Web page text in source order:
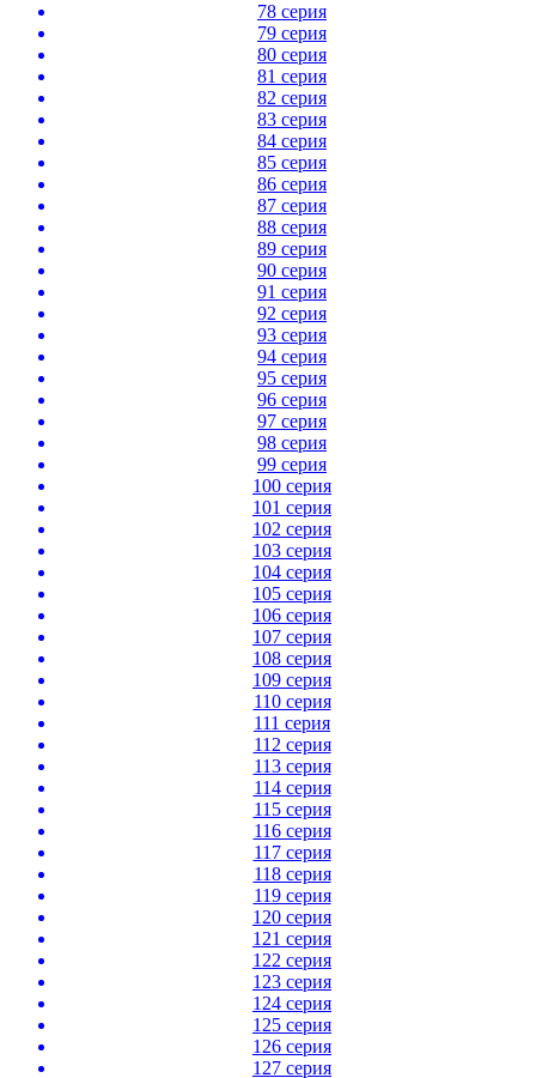
78 серия
79 серия
80 серия
81 серия
82 серия
83 серия
84 серия
85 серия
86 серия
87 серия
88 серия
89 серия
90 серия
91 серия
92 серия
93 серия
94 серия
95 серия
96 серия
97 серия
98 серия
99 серия
100 серия
101 серия
102 серия
103 серия
104 серия
105 серия
106 серия
107 серия
108 серия
109 серия
110 серия
111 серия
112 серия
113 серия
114 серия
115 серия
116 серия
117 серия
118 серия
119 серия
120 серия
121 серия
122 серия
123 серия
124 серия
125 серия
126 серия
127 серия